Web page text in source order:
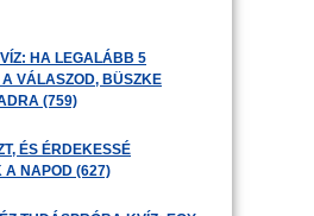
HA LEGALÁBB 5
VÁLASZOD, BÜSZKE
(759)
ÉS ÉRDEKESSÉ
A NAPOD (627)